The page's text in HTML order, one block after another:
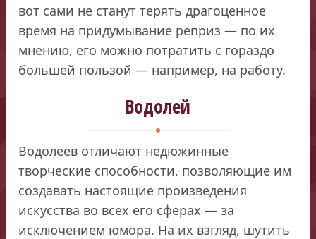
вот сами не станут терять драгоценное
время на придумывание реприз — по их
мнению, его можно потратить с гораздо
большей пользой — например, на работу.
Водолей
Водолеев отличают недюжинные
творческие способности, позволяющие им
создавать настоящие произведения
искусства во всех его сферах — за
исключением юмора. На их взгляд, шутить